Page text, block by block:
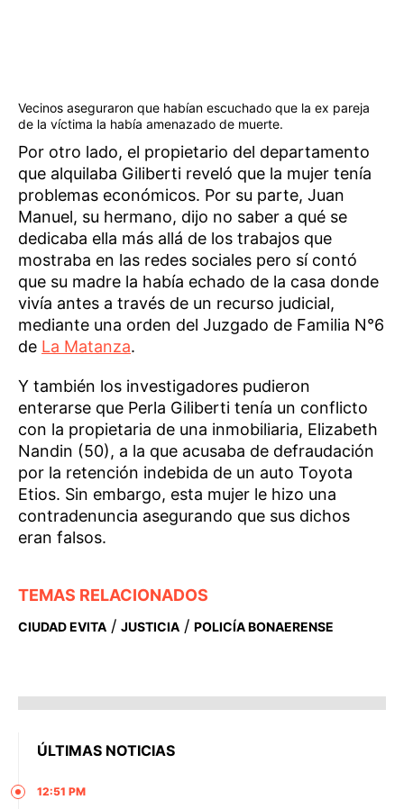
Vecinos aseguraron que habían escuchado que la ex pareja
de la víctima la había amenazado de muerte.
Por otro lado, el propietario del departamento
que alquilaba Giliberti reveló que la mujer tenía
problemas económicos. Por su parte, Juan
Manuel, su hermano, dijo no saber a qué se
dedicaba ella más allá de los trabajos que
mostraba en las redes sociales pero sí contó
que su madre la había echado de la casa donde
vivía antes a través de un recurso judicial,
mediante una orden del Juzgado de Familia N°6
de La Matanza.
Y también los investigadores pudieron
enterarse que Perla Giliberti tenía un conflicto
con la propietaria de una inmobiliaria, Elizabeth
Nandin (50), a la que acusaba de defraudación
por la retención indebida de un auto Toyota
Etios. Sin embargo, esta mujer le hizo una
contradenuncia asegurando que sus dichos
eran falsos.
TEMAS RELACIONADOS
CIUDAD EVITA / JUSTICIA / POLICÍA BONAERENSE
ÚLTIMAS NOTICIAS
12:51 PM